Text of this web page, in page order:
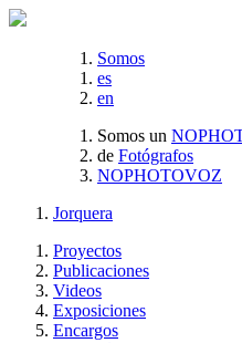
Somos
es
en
Somos un
de Fotógrafos
NOPHOTOVOZ
Jorquera
Proyectos
Publicaciones
Videos
Exposiciones
Encargos